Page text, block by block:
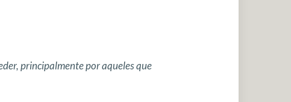
principalmente por aqueles que